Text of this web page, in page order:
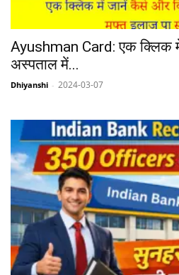
Ayushman Card: एक
अस्पताल में...
Dhiyanshi - 2024-03-07